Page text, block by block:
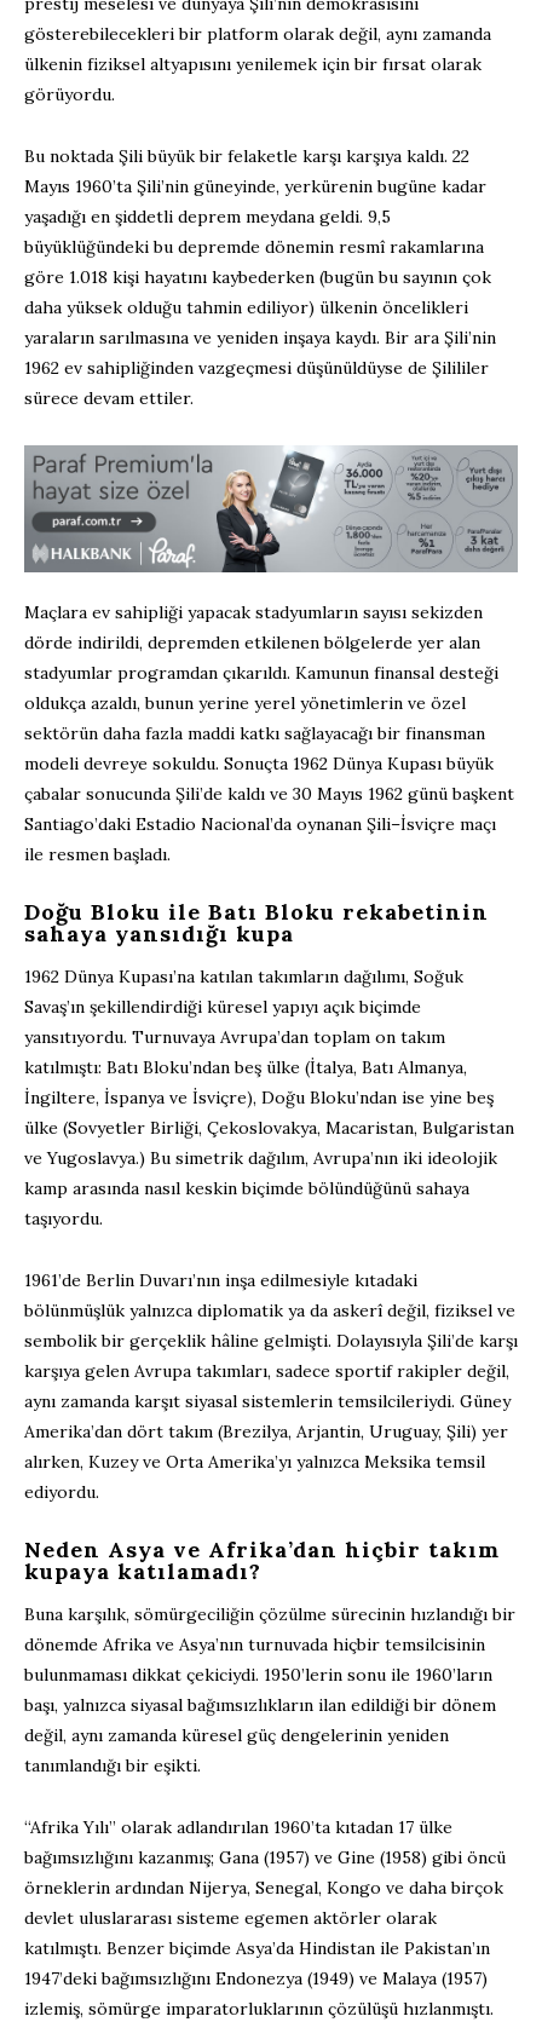
gösterebilecekleri bir platform olarak değil, aynı zamanda
ülkenin fiziksel altyapısını yenilemek için bir fırsat olarak
görüyordu.
Bu noktada Şili büyük bir felaketle karşı karşıya kaldı. 22
Mayıs 1960’ta Şili’nin güneyinde, yerkürenin bugüne kadar
yaşadığı en şiddetli deprem meydana geldi. 9,5
büyüklüğündeki bu depremde dönemin resmî rakamlarına
göre 1.018 kişi hayatını kaybederken (bugün bu sayının çok
daha yüksek olduğu tahmin ediliyor) ülkenin öncelikleri
yaraların sarılmasına ve yeniden inşaya kaydı. Bir ara Şili’nin
1962 ev sahipliğinden vazgeçmesi düşünüldüyse de Şilililer
sürece devam ettiler.
Maçlara ev sahipliği yapacak stadyumların sayısı sekizden
dörde indirildi, depremden etkilenen bölgelerde yer alan
stadyumlar programdan çıkarıldı. Kamunun finansal desteği
oldukça azaldı, bunun yerine yerel yönetimlerin ve özel
sektörün daha fazla maddi katkı sağlayacağı bir finansman
modeli devreye sokuldu. Sonuçta 1962 Dünya Kupası büyük
çabalar sonucunda Şili’de kaldı ve 30 Mayıs 1962 günü başkent
Santiago’daki Estadio Nacional’da oynanan Şili–İsviçre maçı
ile resmen başladı.
Doğu Bloku ile Batı Bloku rekabetinin
sahaya yansıdığı kupa
1962 Dünya Kupası’na katılan takımların dağılımı, Soğuk
Savaş’ın şekillendirdiği küresel yapıyı açık biçimde
yansıtıyordu. Turnuvaya Avrupa’dan toplam on takım
katılmıştı: Batı Bloku’ndan beş ülke (İtalya, Batı Almanya,
İngiltere, İspanya ve İsviçre), Doğu Bloku’ndan ise yine beş
ülke (Sovyetler Birliği, Çekoslovakya, Macaristan, Bulgaristan
ve Yugoslavya.) Bu simetrik dağılım, Avrupa’nın iki ideolojik
kamp arasında nasıl keskin biçimde bölündüğünü sahaya
taşıyordu.
1961’de Berlin Duvarı’nın inşa edilmesiyle kıtadaki
bölünmüşlük yalnızca diplomatik ya da askerî değil, fiziksel ve
sembolik bir gerçeklik hâline gelmişti. Dolayısıyla Şili’de karşı
karşıya gelen Avrupa takımları, sadece sportif rakipler değil,
aynı zamanda karşıt siyasal sistemlerin temsilcileriydi. Güney
Amerika’dan dört takım (Brezilya, Arjantin, Uruguay, Şili) yer
alırken, Kuzey ve Orta Amerika’yı yalnızca Meksika temsil
ediyordu.
Neden Asya ve Afrika’dan hiçbir takım
kupaya katılamadı?
Buna karşılık, sömürgeciliğin çözülme sürecinin hızlandığı bir
dönemde Afrika ve Asya’nın turnuvada hiçbir temsilcisinin
bulunmaması dikkat çekiciydi. 1950’lerin sonu ile 1960’ların
başı, yalnızca siyasal bağımsızlıkların ilan edildiği bir dönem
değil, aynı zamanda küresel güç dengelerinin yeniden
tanımlandığı bir eşikti.
“Afrika Yılı” olarak adlandırılan 1960’ta kıtadan 17 ülke
bağımsızlığını kazanmış; Gana (1957) ve Gine (1958) gibi öncü
örneklerin ardından Nijerya, Senegal, Kongo ve daha birçok
devlet uluslararası sisteme egemen aktörler olarak
katılmıştı. Benzer biçimde Asya’da Hindistan ile Pakistan’ın
1947’deki bağımsızlığını Endonezya (1949) ve Malaya (1957)
izlemiş, sömürge imparatorluklarının çözülüşü hızlanmıştı.